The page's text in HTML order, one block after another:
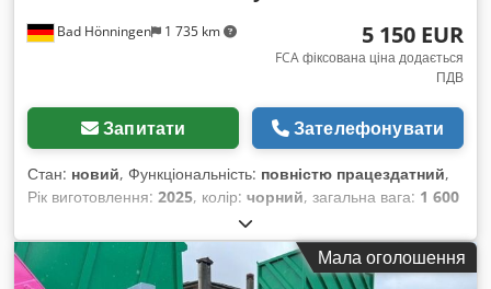
Bad Hönningen 1 735 km 5 150 EUR
FCA фіксована ціна додається
ПДВ
Запитати Зателефонувати
Стан: новий, Функціональність: повністю працездатний,
Рік виготовлення: 2025, колір: чорний, загальна вага: 1 600
950 кг
відсіку:2 000 мм, довжина вантажного відсіку:3 500 мм,
висота вантажного відсіку:
2 500 мм, номер машини/
Мала оголошення